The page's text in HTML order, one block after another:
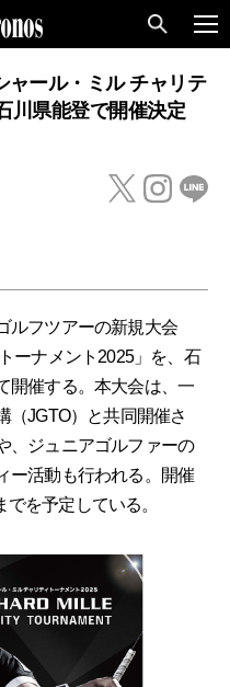
ャール・ミル チャリテ
川県能登で開催決定
ルフツアーの新規大会
ーナメント2025」を、石
開催する。本大会は、一
（JGTO）と共同開催さ
、ジュニアゴルファーの
ー活動も行われる。開催
を予定している。